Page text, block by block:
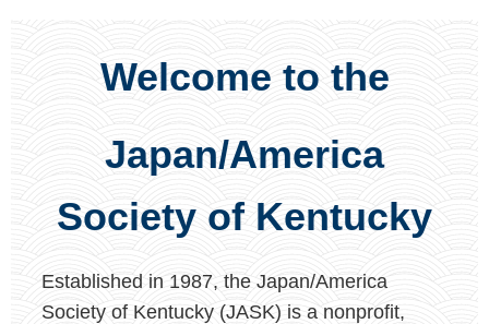
Welcome to the
Japan/America
Society of Kentucky
Established in 1987, the Japan/America
Society of Kentucky (JASK) is a nonprofit,